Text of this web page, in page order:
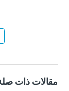
مقالات ذات